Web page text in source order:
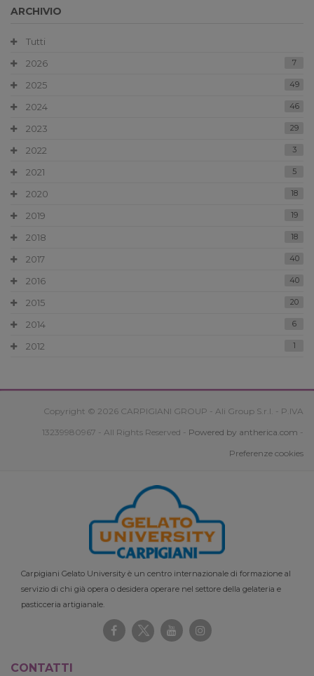
ARCHIVIO
Tutti
2026
7
2025 49
2024 46
2023 29
2022 3
2021 5
2020 18
2019 19
2018 18
2017 40
2016 40
2015 20
2014 6
2012 1
Copyright © 2026 CARPIGIANI GROUP - Ali Group S.r.l. - P.IVA
13239980967 - All Rights Reserved - Powered by antherica.com -
Preferenze cookies
Carpigiani Gelato University è un centro internazionale di formazione al
servizio di chi già opera o desidera operare nel settore della gelateria e
pasticceria artigianale.
CONTATTI